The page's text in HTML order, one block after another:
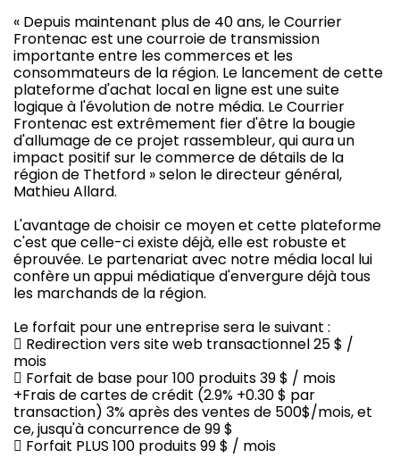
« Depuis maintenant plus de 40 ans, le Courrier
Frontenac est une courroie de transmission
importante entre les commerces et les
consommateurs de la région. Le lancement de cette
plateforme d'achat local en ligne est une suite
logique à l'évolution de notre média. Le Courrier
Frontenac est extrêmement fier d'être la bougie
d'allumage de ce projet rassembleur, qui aura un
impact positif sur le commerce de détails de la
région de Thetford » selon le directeur général,
Mathieu Allard.
L'avantage de choisir ce moyen et cette plateforme
c'est que celle-ci existe déjà, elle est robuste et
éprouvée. Le partenariat avec notre média local lui
confère un appui médiatique d'envergure déjà tous
les marchands de la région.
Le forfait pour une entreprise sera le suivant :
 Redirection vers site web transactionnel 25 $ /
mois
 Forfait de base pour 100 produits 39 $ / mois
+Frais de cartes de crédit (2.9% +0.30 $ par
transaction) 3% après des ventes de 500$/mois, et
ce, jusqu'à concurrence de 99 $
 Forfait PLUS 100 produits 99 $ / mois